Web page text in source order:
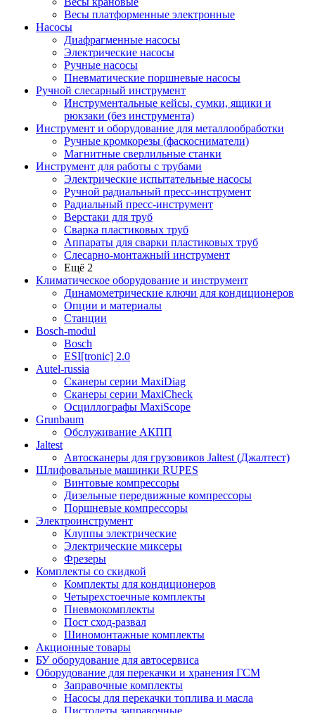
Весы платформенные электронные
Насосы
Диафрагменные насосы
Электрические насосы
Ручные насосы
Пневматические поршневые насосы
Ручной слесарный инструмент
Инструментальные кейсы, сумки, ящики и
рюкзаки (без инструмента)
Инструмент и оборудование для металлообработки
Ручные кромкорезы (фаскосниматели)
Магнитные сверлильные станки
Инструмент для работы с трубами
Электрические испытательные насосы
Ручной радиальный пресс-инструмент
Радиальный пресс-инструмент
Верстаки для труб
Сварка пластиковых труб
Аппараты для сварки пластиковых труб
Слесарно-монтажный инструмент
Ещё 2
Климатическое оборудование и инструмент
Динамометрические ключи для кондиционеров
Опции и материалы
Станции
Bosch-modul
Bosch
ESI[tronic] 2.0
Autel-russia
Сканеры серии MaxiDiag
Сканеры серии MaxiCheck
Осциллографы MaxiScope
Grunbaum
Обслуживание АКПП
Jaltest
Автосканеры для грузовиков Jaltest (Джалтест)
Шлифовальные машинки RUPES
Винтовые компрессоры
Дизельные передвижные компрессоры
Поршневые компрессоры
Электроинструмент
Клуппы электрические
Электрические миксеры
Фрезеры
Комплекты со скидкой
Комплекты для кондиционеров
Четырехстоечные комплекты
Пневмокомплекты
Пост сход-развал
Шиномонтажные комплекты
Акционные товары
БУ оборудование для автосервиса
Оборудование для перекачки и хранения ГСМ
Заправочные комплекты
Насосы для перекачки топлива и масла
Пистолеты заправочные